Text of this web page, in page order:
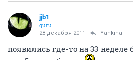
jjb1
guru
28 декабря 2011 Yankina
появились где-то на 33 неделе